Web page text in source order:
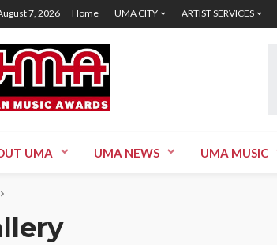
7, 2026 Home UMA CITY ARTIST SERVICES
UMA UMA NEWS UMA MUSIC